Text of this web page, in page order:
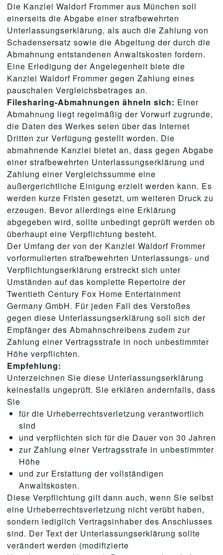
Die Kanzlei Waldorf Frommer aus München soll
einerseits die Abgabe einer strafbewehrten
Unterlassungserklärung, als auch die Zahlung von
Schadensersatz sowie die Abgeltung der durch die
Abmahnung entstandenen Anwaltskosten fordern.
Eine Erledigung der Angelegenheit biete die
Kanzlei Waldorf Frommer gegen Zahlung eines
pauschalen Vergleichsbetrages an.
Filesharing-Abmahnungen ähneln sich: Einer
Abmahnung liegt regelmäßig der Vorwurf zugrunde,
die Daten des Werkes seien über das Internet
Dritten zur Verfügung gestellt worden. Die
abmahnende Kanzlei bietet an, dass gegen Abgabe
einer strafbewehrten Unterlassungserklärung und
Zahlung einer Vergleichssumme eine
außergerichtliche Einigung erzielt werden kann. Es
werden kurze Fristen gesetzt, um weiteren Druck zu
erzeugen. Bevor allerdings eine Erklärung
abgegeben wird, sollte unbedingt geprüft werden ob
überhaupt eine Verpflichtung besteht.
Der Umfang der von der Kanzlei Waldorf Frommer
vorformulierten strafbewehrten Unterlassungs- und
Verpflichtungserklärung erstreckt sich unter
Umständen auf das komplette Repertoire der
Twentieth Century Fox Home Entertainment
Germany GmbH. Für jeden Fall des Verstoßes
gegen diese Unterlassungserklärung soll sich der
Empfänger des Abmahnschreibens zudem zur
Zahlung einer Vertragsstrafe in noch unbestimmter
Höhe verpflichten.
Empfehlung:
Unterzeichnen Sie diese Unterlassungserklärung
keinesfalls ungeprüft. Sie erklären andernfalls, dass
Sie
für die Urheberrechtsverletzung verantwortlich
sind
und verpflichten sich für die Dauer von 30 Jahren
zur Zahlung einer Vertragsstrafe in unbestimmter
Höhe
und zur Erstattung der vollständigen
Anwaltskosten.
Diese Verpflichtung gilt dann auch, wenn Sie selbst
eine Urheberrechtsverletzung nicht verübt haben,
sondern lediglich Vertragsinhaber des Anschlusses
sind. Der Text der Unterlassungserklärung sollte
verändert werden (modifizierte